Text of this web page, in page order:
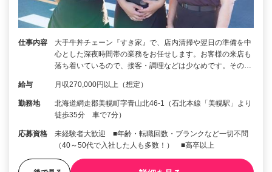
仕事内容
大手牛丼チェーン『すき家』で、店内清掃や翌日の準備を中
心とした深夜時間帯の業務をお任せします。お客様の来店も
落ち着いているので、接客・調理などは少なめです。その…
給与 月収270,000円以上（想定）
勤務地
北海道網走郡美幌町字青山北46-1（石北本線「美幌駅」より
徒歩35分 車で7分）
応募資格
未経験者大歓迎 ■年齢・転職回数・ブランクなど一切不問
（40～50代で入社した人も多数！） ■高卒以上